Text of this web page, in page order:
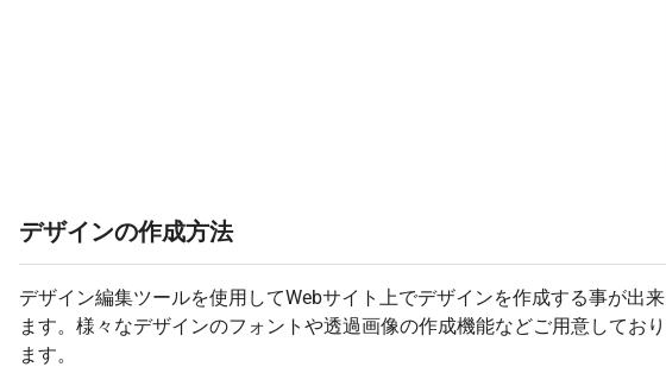
デザインの作成方法
デザイン編集ツールを使用してWebサイト上でデザインを作成する事が出来
ます。様々なデザインのフォントや透過画像の作成機能などご用意しており
ます。